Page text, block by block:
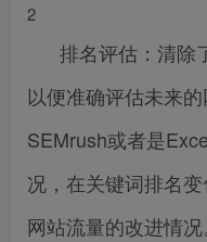
2
排名评估：清除
以便准确评估未来
SEMrush或者是
况，在关键词排名
网站流量的改进情况